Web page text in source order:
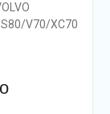
V70/XC70